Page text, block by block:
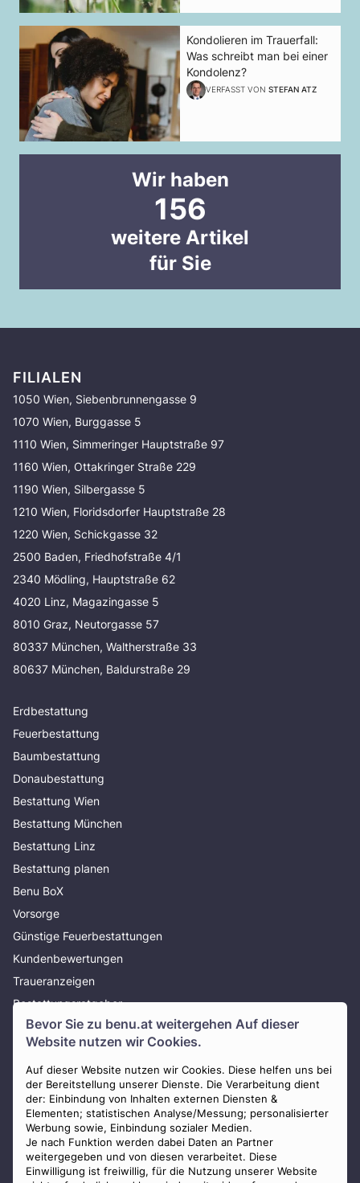
Bevor Sie zu benu.at weitergehen Auf dieser
Website nutzen wir Cookies.
Auf dieser Website nutzen wir Cookies. Diese helfen uns bei
der Bereitstellung unserer Dienste. Die Verarbeitung dient
der: Einbindung von Inhalten externen Diensten &
Elementen; statistischen Analyse/Messung; personalisierter
Werbung sowie, Einbindung sozialer Medien.
Je nach Funktion werden dabei Daten an Partner
weitergegeben und von diesen verarbeitet. Diese
Einwilligung ist freiwillig, für die Nutzung unserer Website
Kondolieren im Trauerfall:
Was schreibt man bei einer
Kondolenz?
VERFASST VON STEFAN ATZ
Wir haben
156
weitere Artikel
für Sie
FILIALEN
1050 Wien, Siebenbrunnengasse 9
1070 Wien, Burggasse 5
1110 Wien, Simmeringer Hauptstraße 97
1160 Wien, Ottakringer Straße 229
1190 Wien, Silbergasse 5
1210 Wien, Floridsdorfer Hauptstraße 28
1220 Wien, Schickgasse 32
2500 Baden, Friedhofstraße 4/1
2340 Mödling, Hauptstraße 62
4020 Linz, Magazingasse 5
8010 Graz, Neutorgasse 57
80337 München, Waltherstraße 33
80637 München, Baldurstraße 29
Erdbestattung
Feuerbestattung
Baumbestattung
Donaubestattung
Bestattung Wien
Bestattung München
Bestattung Linz
Bestattung planen
Benu BoX
Vorsorge
Günstige Feuerbestattungen
Kundenbewertungen
Traueranzeigen
Bestattungsratgeber
Über uns
Presse
AGB
Impressum
Datenschutz
Widerrufsbelehrung
Zahlungsmöglichkeiten